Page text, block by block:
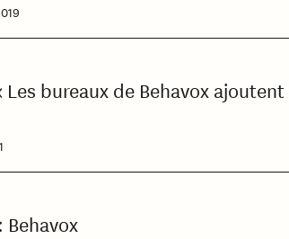
Les bureaux de Behavox